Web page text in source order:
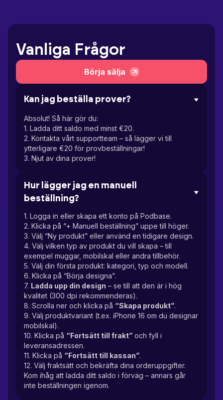
Vanliga Frågor
Börja sälja
Kan jag beställa prover?
Absolut! Så här gör du:
1. Ladda ditt saldo med minst €20.
2. Kontakta vårt supportteam – så lägger vi till
ytterligare €20 för provbeställningar!
3. Njut av dina prover!
Hur lägger jag en manuell
beställning?
1. Logga in eller skapa ett konto på Podbase.
2. Klicka på “+ Manuell beställning” uppe till höger.
3. Välj “Ny produkt” eller använd en tidigare design.
4. Välj vilken typ av produkt du vill skapa – till
exempel muggar, mobilskal eller andra tillbehör.
5. Välj din första produkt: kategori, typ och modell.
6. Klicka på “Börja designa”.
7. Ladda upp din design – se till att den är i hög
kvalitet (300 dpi rekommenderas).
8. Scrolla ner och klicka på “Skapa produkt”.
9. Välj produktvariant (t.ex. iPhone 16 om du designar
mobilskal).
10. Klicka på “Fortsätt till frakt” och fyll i
leveransadressen.
11. Klicka på “Fortsätt till kassan”.
12. Välj fraktsätt och bekräfta dina orderuppgifter.
Kom ihåg att ladda ditt saldo i förväg – annars går
inte beställningen igenom.